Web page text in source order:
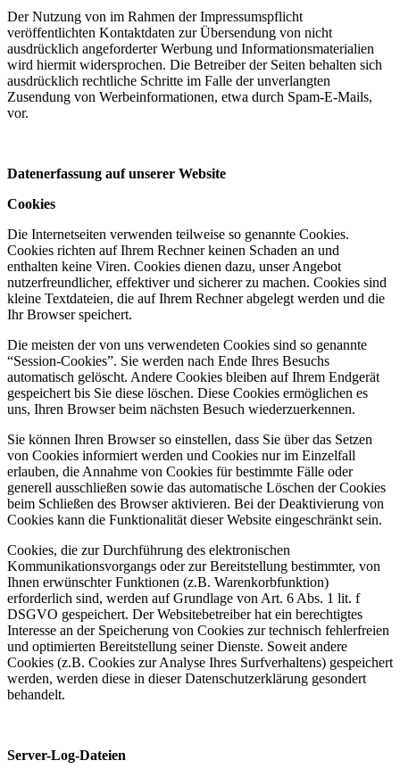
Der Nutzung von im Rahmen der Impressumspflicht
veröffentlichten Kontaktdaten zur Übersendung von nicht
ausdrücklich angeforderter Werbung und Informationsmaterialien
wird hiermit widersprochen. Die Betreiber der Seiten behalten sich
ausdrücklich rechtliche Schritte im Falle der unverlangten
Zusendung von Werbeinformationen, etwa durch Spam-E-Mails,
vor.
Datenerfassung auf unserer Website
Cookies
Die Internetseiten verwenden teilweise so genannte Cookies.
Cookies richten auf Ihrem Rechner keinen Schaden an und
enthalten keine Viren. Cookies dienen dazu, unser Angebot
nutzerfreundlicher, effektiver und sicherer zu machen. Cookies sind
kleine Textdateien, die auf Ihrem Rechner abgelegt werden und die
Ihr Browser speichert.
Die meisten der von uns verwendeten Cookies sind so genannte
“Session-Cookies”. Sie werden nach Ende Ihres Besuchs
automatisch gelöscht. Andere Cookies bleiben auf Ihrem Endgerät
gespeichert bis Sie diese löschen. Diese Cookies ermöglichen es
uns, Ihren Browser beim nächsten Besuch wiederzuerkennen.
Sie können Ihren Browser so einstellen, dass Sie über das Setzen
von Cookies informiert werden und Cookies nur im Einzelfall
erlauben, die Annahme von Cookies für bestimmte Fälle oder
generell ausschließen sowie das automatische Löschen der Cookies
beim Schließen des Browser aktivieren. Bei der Deaktivierung von
Cookies kann die Funktionalität dieser Website eingeschränkt sein.
Cookies, die zur Durchführung des elektronischen
Kommunikationsvorgangs oder zur Bereitstellung bestimmter, von
Ihnen erwünschter Funktionen (z.B. Warenkorbfunktion)
erforderlich sind, werden auf Grundlage von Art. 6 Abs. 1 lit. f
DSGVO gespeichert. Der Websitebetreiber hat ein berechtigtes
Interesse an der Speicherung von Cookies zur technisch fehlerfreien
und optimierten Bereitstellung seiner Dienste. Soweit andere
Cookies (z.B. Cookies zur Analyse Ihres Surfverhaltens) gespeichert
werden, werden diese in dieser Datenschutzerklärung gesondert
behandelt.
Server-Log-Dateien